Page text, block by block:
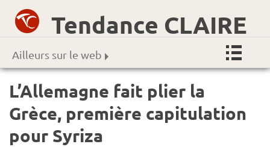
Tendance CLAIRE
Ailleurs sur le web
L’Allemagne fait plier la
Grèce, première capitulation
pour Syriza